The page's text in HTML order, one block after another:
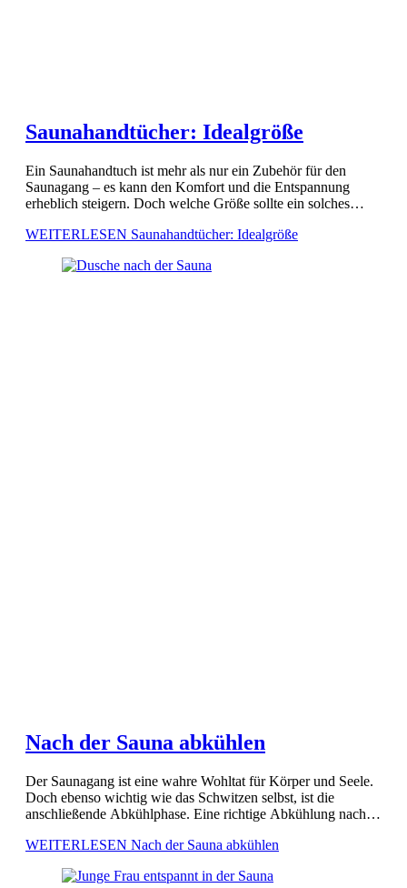
Saunahandtücher: Idealgröße
Ein Saunahandtuch ist mehr als nur ein Zubehör für den
Saunagang – es kann den Komfort und die Entspannung
erheblich steigern. Doch welche Größe sollte ein solches
[…]
WEITERLESEN Saunahandtücher: Idealgröße
Nach der Sauna abkühlen
Der Saunagang ist eine wahre Wohltat für Körper und Seele.
Doch ebenso wichtig wie das Schwitzen selbst, ist die
anschließende Abkühlphase. Eine richtige Abkühlung nach
bei und […]
WEITERLESEN Nach der Sauna abkühlen